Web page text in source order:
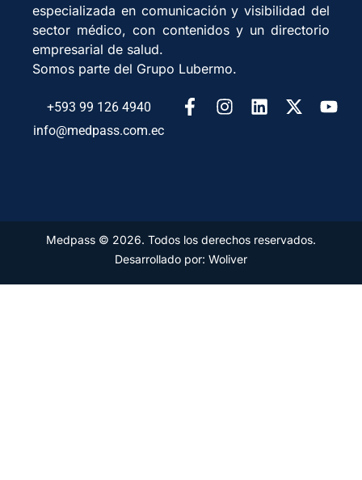
especializada en comunicación y visibilidad del
sector médico, con contenidos y un directorio
empresarial de salud.
Somos parte del Grupo Lubermo.
+593 99 126 4940
info@medpass.com.ec
Medpass © 2026. Todos los derechos reservados.
Desarrollado por: Woliver